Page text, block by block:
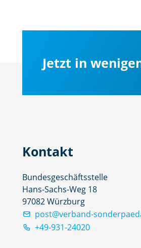
Jetzt in
Kontakt
Bundesgeschäftsstelle
Hans-Sachs-Weg 18
97082 Würzburg
post@verband-
+49-931-24020